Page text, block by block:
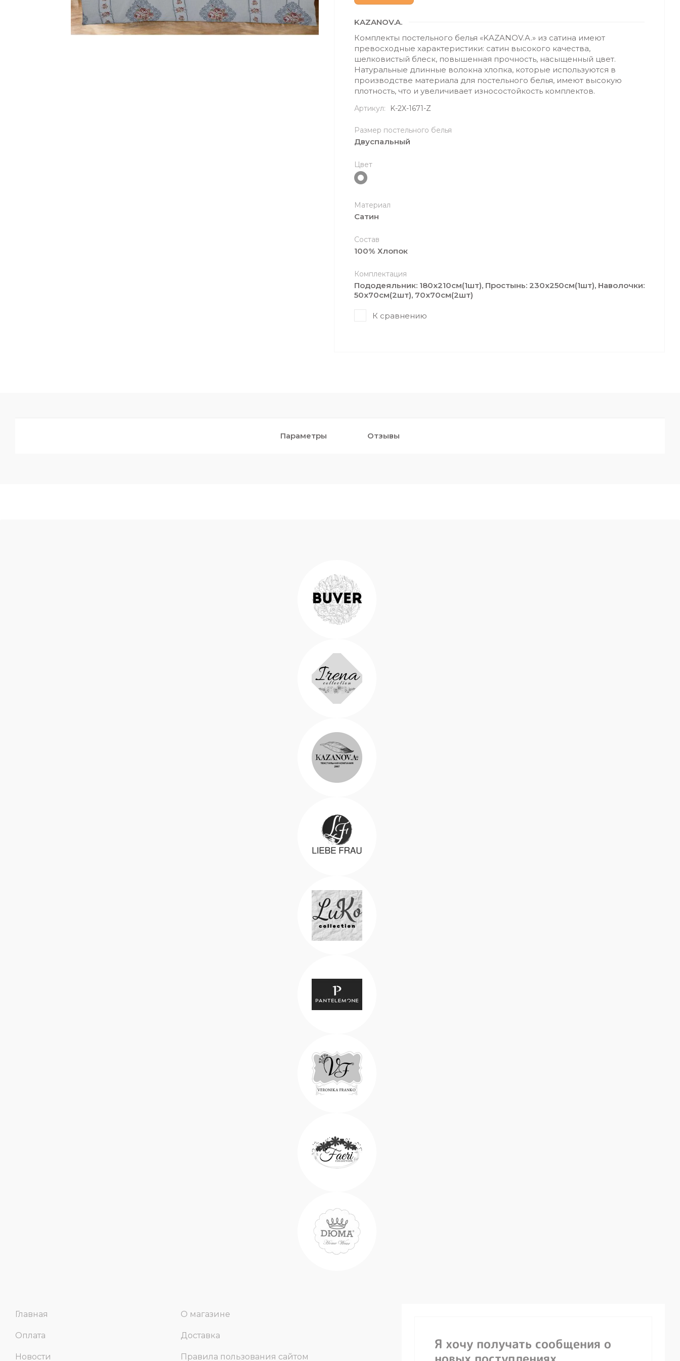
KAZANOV.A.
Комплекты постельного белья «KAZANOV.A.» из сатина имеют
превосходные характеристики: сатин высокого качества,
шелковистый блеск, повышенная прочность, насыщенный цвет.
Натуральные длинные волокна хлопка, которые используются в
производстве материала для постельного белья, имеют высокую
плотность, что и увеличивает износостойкость комплектов.
Артикул: K-2X-1671-Z
Размер постельного белья
Двуспальный
Цвет
Материал
Сатин
Состав
100% Хлопок
Комплектация
Пододеяльник: 180х210cм(1шт), Простынь: 230x250cм(1шт), Наволочки:
50х70cм(2шт), 70х70cм(2шт)
К сравнению
Параметры Отзывы
Главная О магазине
Оплата Доставка
Новости Правила пользования сайтом
Я хочу получать сообщения о